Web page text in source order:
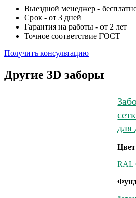
Выездной менеджер -
Срок - от 3 дней
Гарантия на работы - от 2 лет
Точное соответствие ГОСТ
Получить консультацию
Другие 3D заборы
для
RAL